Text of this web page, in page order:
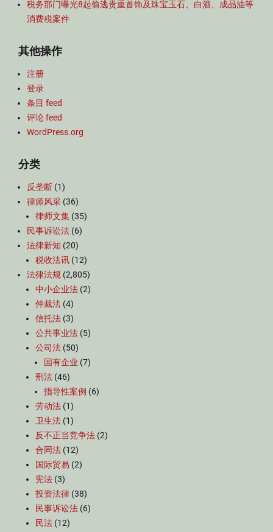
税务部门曝光8起偷逃贵重首饰及珠宝玉石、白酒、成品油等
消费税案件
其他操作
注册
登录
条目 feed
评论 feed
WordPress.org
分类
反垄断 (1)
律师风采 (36)
律师文集 (35)
民事诉讼法 (6)
法律新知 (20)
税收法讯 (12)
法律法规 (2,805)
中小企业法 (2)
仲裁法 (4)
信托法 (3)
公共事业法 (5)
公司法 (50)
国有企业 (7)
刑法 (46)
指导性案例 (6)
劳动法 (1)
卫生法 (1)
反不正当竞争法 (2)
合同法 (12)
国际贸易 (2)
宪法 (3)
投资法律 (38)
民事诉讼法 (6)
民法 (12)